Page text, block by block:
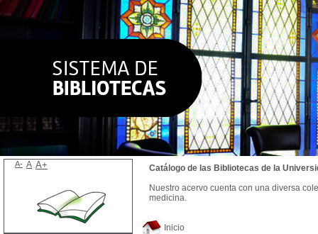
Inicio
Catálogo de las Bibliotecas de la
Nuestro acervo cuenta con una diversa
medicina.
A- A A+